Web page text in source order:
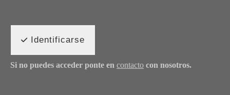
Identificarse
Si no puedes acceder ponte en contacto con nosotros.